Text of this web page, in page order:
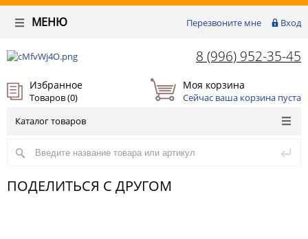
Перезвоните мне Вход
МЕНЮ
8 (996) 952-35-45
Избранное
Товаров (0)
Моя корзина
Сейчас ваша корзина пуста
Каталог товаров
ПОДЕЛИТЬСЯ С ДРУГОМ